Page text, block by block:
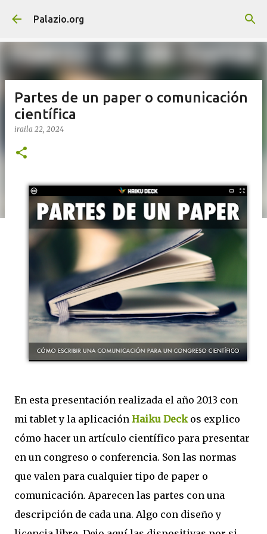
Saltatu eta joan eduki nagusira
Palazio.org
Partes de un paper o comunicación
científica
iraila 22, 2024
En esta presentación realizada el año 2013 con
mi tablet y la aplicación Haiku Deckos explico
cómo hacer un artículo científico para presentar
en un congreso o conferencia. Son las normas
que valen para cualquier tipo de paper o
comunicación. Aparecen las partes con una
descripción de cada una. Algo con diseño y